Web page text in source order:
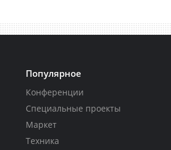
Популярное
Конференции
Специальные проекты
Маркет
Техника